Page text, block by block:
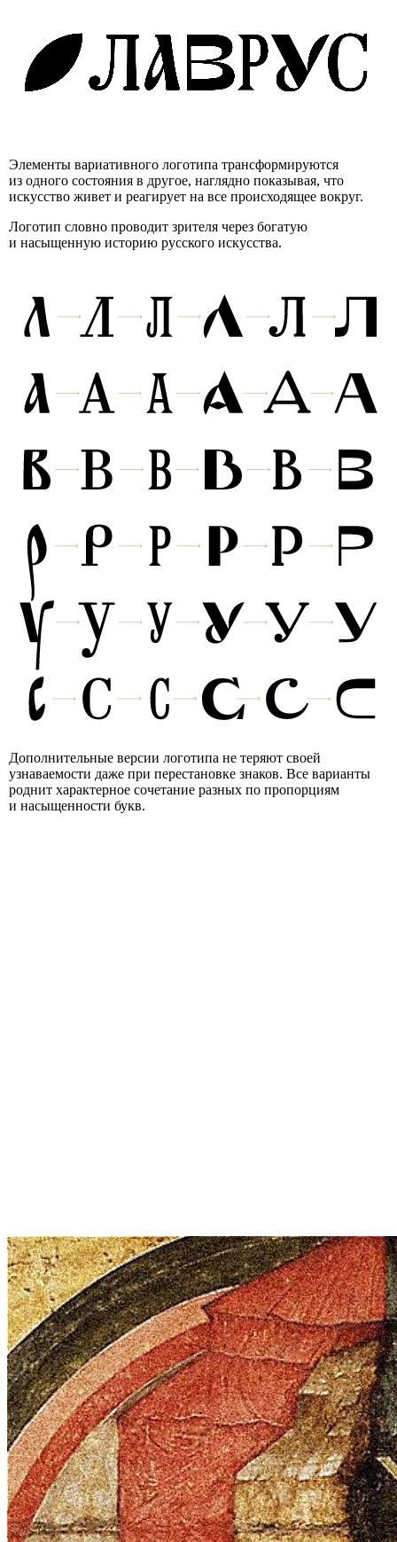
Элементы вариативного логотипа трансформируются
из одного состояния в другое, наглядно показывая, что
искусство живет и реагирует на все происходящее вокруг.
Логотип словно проводит зрителя через богатую
и насыщенную историю русского искусства.
Дополнительные версии логотипа не теряют своей
узнаваемости даже при перестановке знаков. Все варианты
роднит характерное сочетание разных по пропорциям
и насыщенности букв.